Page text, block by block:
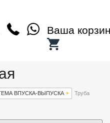
Ваша
ВПУСКА-ВЫПУСКА
Труба